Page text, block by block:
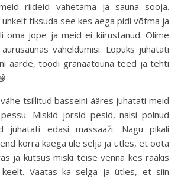
riideid vahetama ja sauna sooja.
uhkelt tiksuda see kes aega pidi võtma ja
oma jope ja meid ei kiirustanud. Olime
vaheldumisi. Lõpuks juhatati
äärde, toodi granaatõuna teed ja tehti
tsillitud basseini ääres juhatati meid
Miskid jorsid pesid, naisi polnud
juhatati edasi massaaži. Nagu pikali
korra käega üle selja ja ütles, et oota
ja kutsus miski teise venna kes rääkis
Vaatas ka selga ja ütles, et siin